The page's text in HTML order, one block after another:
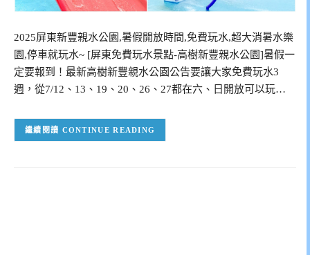
2025屏東新豐親水公園,暑假開放時間,免費玩水,超大消暑水樂
園,停車就玩水~ [屏東免費玩水景點-高樹新豐親水公園]暑假一
定要報到！最新高樹新豐親水公園公告要讓大家免費玩水3
週，從7/12、13、19、20、26、27都在六、日開放可以玩…
CONTINUE READING